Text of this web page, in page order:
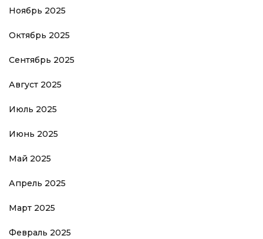
Ноябрь 2025
Октябрь 2025
Сентябрь 2025
Август 2025
Июль 2025
Июнь 2025
Май 2025
Апрель 2025
Март 2025
Февраль 2025